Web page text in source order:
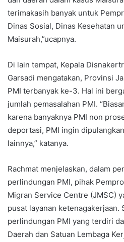
terimakasih banyak untuk
Dinas Sosial, Dinas Kesehatan
Maisurah,”ucapnya.
Di lain tempat, Kepala
Garsadi mengatakan, Provinsi
PMI terbanyak ke-3. Hal ini
jumlah pemasalahan PMI.
karena banyaknya PMI non
deportasi, PMI ingin
lainnya,” katanya.
Rachmat menjelaskan, dalam
perlindungan PMI, pihak
Migran Service Centre (JMSC)
pusat layanan ketenagakerjaan.
perlindungan PMI yang terdiri
Daerah dan Satuan Lembaga